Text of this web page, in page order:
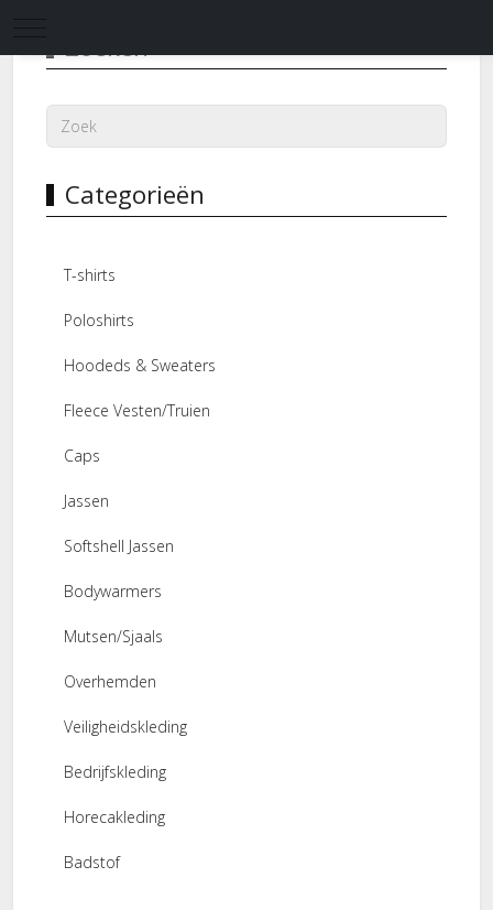
Mobile Menu Toggle
Zoeken
Categorieën
T-shirts
Poloshirts
Hoodeds & Sweaters
Fleece Vesten/Truien
Caps
Jassen
Softshell Jassen
Bodywarmers
Mutsen/Sjaals
Overhemden
Veiligheidskleding
Bedrijfskleding
Horecakleding
Badstof